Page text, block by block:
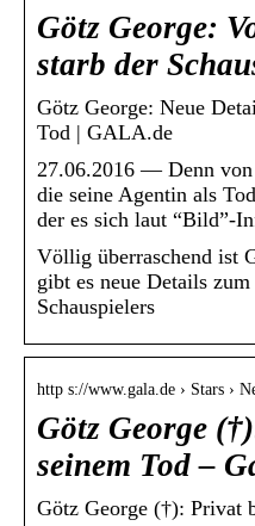
Götz George:
starb der
Götz George: Neue
Tod | GALA.de
27.06.2016 — Denn
die seine Agentin als
der es sich laut “Bild”-
Völlig überraschend ist
gibt es neue Details
Schauspielers
http s://www.gala.de › Stars ›
Götz George
seinem Tod –
Götz George (†): Privat